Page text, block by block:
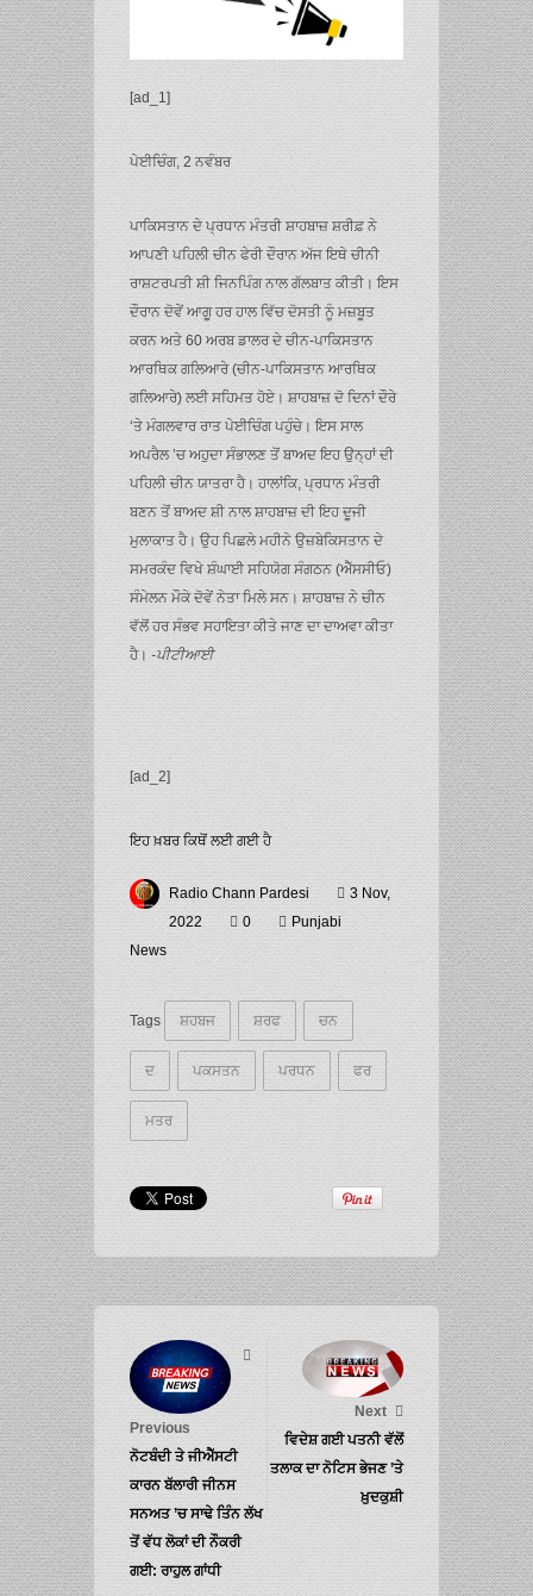
[ad_1]
ਪੇਈਚਿੰਗ, 2 ਨਵੰਬਰ
ਪਾਕਿਸਤਾਨ ਦੇ ਪ੍ਰਧਾਨ ਮੰਤਰੀ ਸ਼ਾਹਬਾਜ਼ ਸ਼ਰੀਫ਼ ਨੇ
ਆਪਣੀ ਪਹਿਲੀ ਚੀਨ ਫੇਰੀ ਦੌਰਾਨ ਅੱਜ ਇਥੇ ਚੀਨੀ
ਰਾਸ਼ਟਰਪਤੀ ਸ਼ੀ ਜਿਨਪਿੰਗ ਨਾਲ ਗੱਲਬਾਤ ਕੀਤੀ। ਇਸ
ਦੌਰਾਨ ਦੋਵੇਂ ਆਗੂ ਹਰ ਹਾਲ ਵਿੱਚ ਦੋਸਤੀ ਨੂੰ ਮਜ਼ਬੂਤ ​​
ਕਰਨ ਅਤੇ 60 ਅਰਬ ਡਾਲਰ ਦੇ ਚੀਨ-ਪਾਕਿਸਤਾਨ
ਆਰਥਿਕ ਗਲਿਆਰੇ (ਚੀਨ-ਪਾਕਿਸਤਾਨ ਆਰਥਿਕ
ਗਲਿਆਰੇ) ਲਈ ਸਹਿਮਤ ਹੋਏ। ਸ਼ਾਹਬਾਜ਼ ਦੋ ਦਿਨਾਂ ਦੌਰੇ
‘ਤੇ ਮੰਗਲਵਾਰ ਰਾਤ ਪੇਈਚਿੰਗ ਪਹੁੰਚੇ। ਇਸ ਸਾਲ
ਅਪਰੈਲ ’ਚ ਅਹੁਦਾ ਸੰਭਾਲਣ ਤੋਂ ਬਾਅਦ ਇਹ ਉਨ੍ਹਾਂ ਦੀ
ਪਹਿਲੀ ਚੀਨ ਯਾਤਰਾ ਹੈ। ਹਾਲਾਂਕਿ, ਪ੍ਰਧਾਨ ਮੰਤਰੀ
ਬਣਨ ਤੋਂ ਬਾਅਦ ਸ਼ੀ ਨਾਲ ਸ਼ਾਹਬਾਜ਼ ਦੀ ਇਹ ਦੂਜੀ
ਮੁਲਾਕਾਤ ਹੈ। ਉਹ ਪਿਛਲੇ ਮਹੀਨੇ ਉਜ਼ਬੇਕਿਸਤਾਨ ਦੇ
ਸਮਰਕੰਦ ਵਿਖੇ ਸ਼ੰਘਾਈ ਸਹਿਯੋਗ ਸੰਗਠਨ (ਐੱਸਸੀਓ)
ਸੰਮੇਲਨ ਮੌਕੇ ਦੋਵੇਂ ਨੇਤਾ ਮਿਲੇ ਸਨ। ਸ਼ਾਹਬਾਜ਼ ਨੇ ਚੀਨ
ਵੱਲੋਂ ਹਰ ਸੰਭਵ ਸਹਾਇਤਾ ਕੀਤੇ ਜਾਣ ਦਾ ਦਾਅਵਾ ਕੀਤਾ
ਹੈ। -ਪੀਟੀਆਈ
[ad_2]
ਇਹ ਖ਼ਬਰ ਕਿਥੋਂ ਲਈ ਗਈ ਹੈ
Radio Chann Pardesi
3 Nov,
2022
0
Punjabi
News
Tags ਸ਼ਹਬਜ ਸ਼ਰਫ ਚਨ
ਦ ਪਕਸਤਨ ਪਰਧਨ ਫਰ
ਮਤਰ
Previous
ਨੋਟਬੰਦੀ ਤੇ ਜੀਐੱਸਟੀ
ਕਾਰਨ ਬੱਲਾਰੀ ਜੀਨਸ
ਸਨਅਤ ’ਚ ਸਾਢੇ ਤਿੰਨ ਲੱਖ
ਤੋਂ ਵੱਧ ਲੋਕਾਂ ਦੀ ਨੌਕਰੀ
ਗਈ: ਰਾਹੁਲ ਗਾਂਧੀ
Next
ਵਿਦੇਸ਼ ਗਈ ਪਤਨੀ ਵੱਲੋਂ
ਤਲਾਕ ਦਾ ਨੋਟਿਸ ਭੇਜਣ ’ਤੇ
ਖ਼ੁਦਕੁਸ਼ੀ